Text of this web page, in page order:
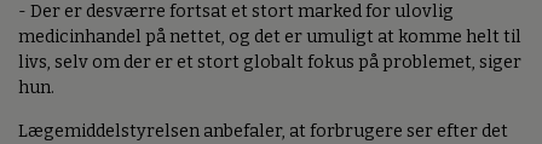
- Der er desværre fortsat et stort marked for ulovlig
medicinhandel på nettet, og det er umuligt at komme helt til
livs, selv om der er et stort globalt fokus på problemet, siger
hun.
Lægemiddelstyrelsen anbefaler, at forbrugere ser efter det